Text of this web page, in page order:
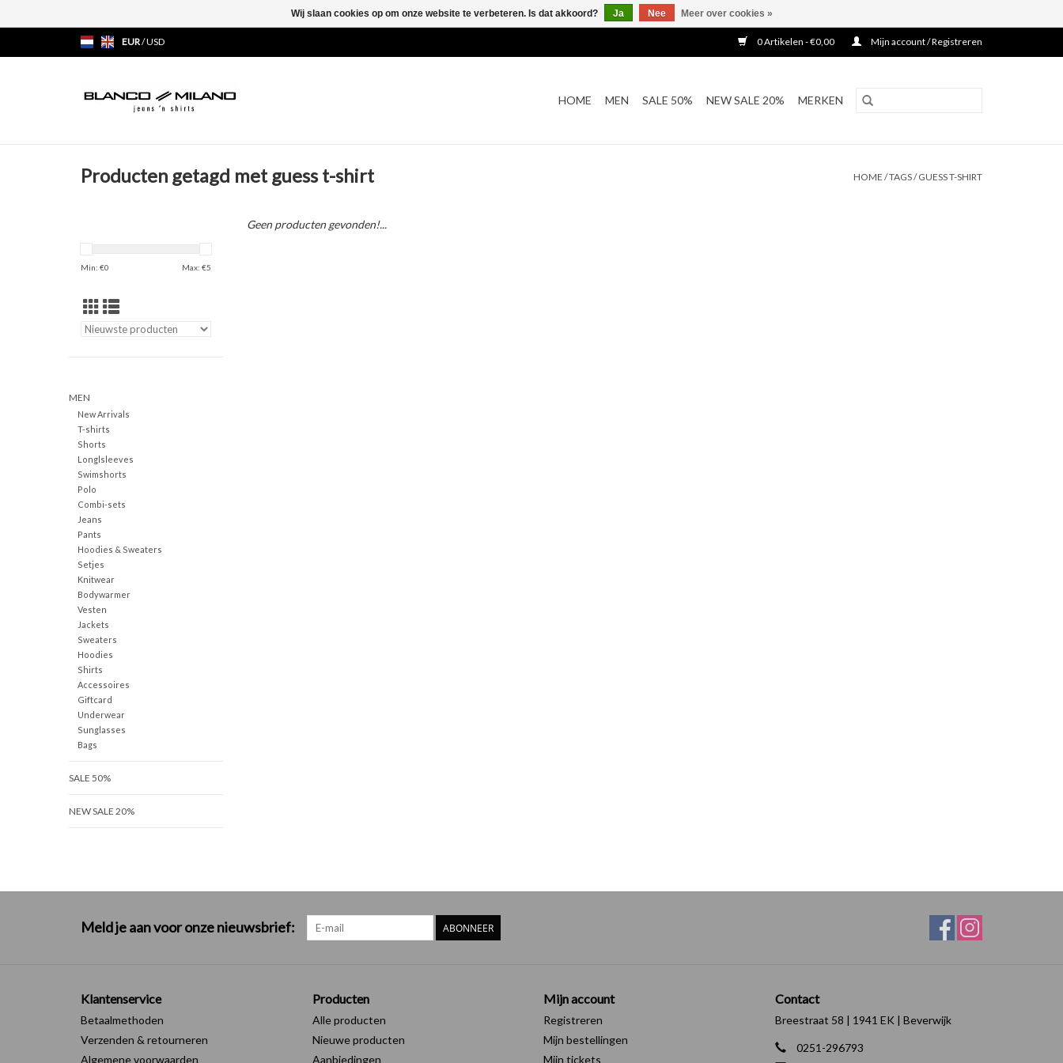
EUR/USD 0 Artikelen - €0,00 Mijn account / Registreren
HOME MEN SALE 50% NEW SALE 20% MERKEN
Producten getagd met guess t-shirt HOME /TAGS/GUESS T-SHIRT
Min: €0 Max: €5
MEN
New Arrivals
T-shirts
Shorts
Longlsleeves
Swimshorts
Polo
Combi-sets
Jeans
Pants
Hoodies & Sweaters
Setjes
Knitwear
Bodywarmer
Vesten
Jackets
Sweaters
Hoodies
Shirts
Accessoires
Giftcard
Underwear
Sunglasses
Bags
SALE 50%
NEW SALE 20%
Geen producten gevonden!...
Meld je aan voor onze nieuwsbrief: ABONNEER
Klantenservice
Betaalmethoden
Verzenden & retourneren
Algemene voorwaarden
Producten
Alle producten
Nieuwe producten
Aanbiedingen
Mijn account
Registreren
Mijn bestellingen
Mijn tickets
Contact
Breestraat 58 | 1941 EK | Beverwijk
0251-296793
Wij slaan cookies op om onze website te verbeteren. Is dat akkoord? Ja Nee Meer over cookies »